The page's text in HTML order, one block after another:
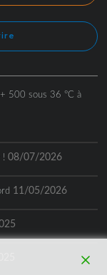
500 sous 36 °C à
! 08/07/2026
11/05/2026